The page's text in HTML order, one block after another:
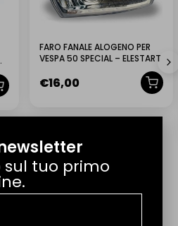
internazionali scrivici a
LA CONSEGNA?
FARO FANALE ALOGENO PER
VESPA 50 SPECIAL – ELESTART
€16,00
sul tuo primo